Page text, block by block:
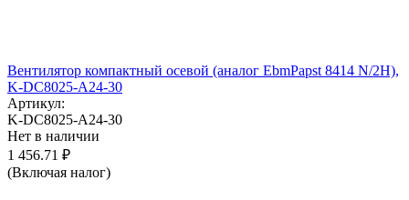
Вентилятор компактный осевой (аналог EbmPapst 8414 N/2H),
K-DC8025-A24-30
Артикул:
K-DC8025-A24-30
Нет в наличии
1 456.71 ₽
(Включая налог)